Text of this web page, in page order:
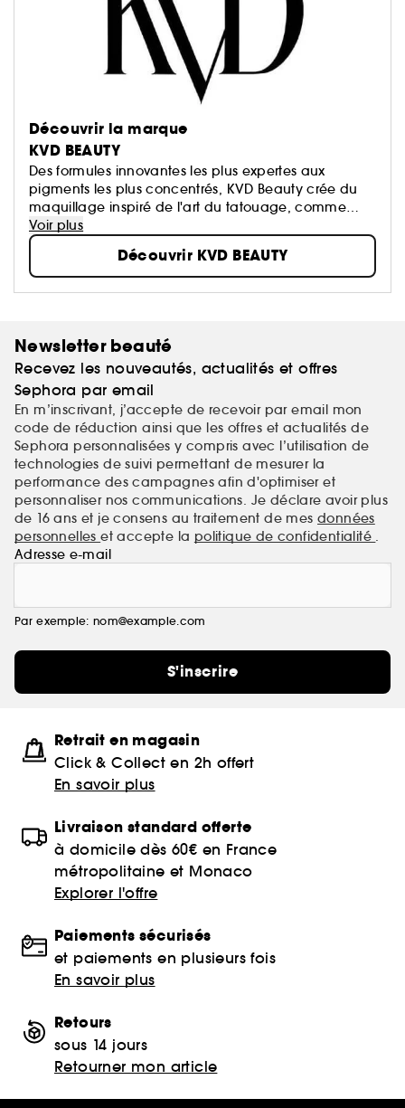
Découvrir la marque
KVD BEAUTY
Des formules innovantes les plus expertes aux
pigments les plus concentrés, KVD Beauty crée du
maquillage inspiré de l'art du tatouage, comme
notre eyeliner N°1 Tattoo Liner, récompensé à
plusieurs reprises. Mais nous ne nous contentons pas
seulement d'être performants : notre maquillage est
100% vegan, sans cruauté envers les animaux et
nous nous soucions de la planète avec de plus en
sans limite leur créativité & expression artistique.
Voir plus
Découvrir KVD BEAUTY
Newsletter beauté
Recevez les nouveautés, actualités et offres
Sephora par email
En m’inscrivant, j’accepte de recevoir par email mon
code de réduction ainsi que les offres et actualités de
Sephora personnalisées y compris avec l’utilisation de
technologies de suivi permettant de mesurer la
performance des campagnes afin d'optimiser et
personnaliser nos communications. Je déclare avoir plus
de 16 ans et je consens au traitement de mes données
personnelleset accepte la politique de confidentialité .
Adresse e-mail
Par exemple: nom@example.com
S'inscrire
Retrait en magasin
Click & Collect en 2h offert
En savoir plus
Livraison standard offerte
à domicile dès 60€ en France
métropolitaine et Monaco
Explorer l'offre
Paiements sécurisés
et paiements en plusieurs fois
En savoir plus
Retours
sous 14 jours
Retourner mon article